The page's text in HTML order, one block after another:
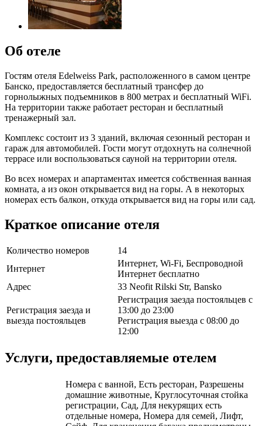
Об отеле
Гостям отеля Edelweiss Park, расположенного в самом центре
Банско, предоставляется бесплатный трансфер до
горнолыжных подъемников в 800 метрах и бесплатный WiFi.
На территории также работает ресторан и бесплатный
тренажерный зал.
Комплекс состоит из 3 зданий, включая сезонный ресторан и
гараж для автомобилей. Гости могут отдохнуть на солнечной
террасе или воспользоваться сауной на территории отеля.
Во всех номерах и апартаментах имеется собственная ванная
комната, а из окон открывается вид на горы. А в некоторых
номерах есть балкон, откуда открывается вид на горы или сад.
Краткое описание отеля
Количество номеров
14
Интернет
Интернет, Wi-Fi, Беспроводной
Интернет бесплатно
Адрес
33 Neofit Rilski Str, Bansko
Регистрация заезда и
выезда постояльцев
Регистрация заезда постояльцев с
13:00 до 23:00
Регистрация выезда с 08:00 до
12:00
Услуги, предоставляемые отелем
Номера с ванной, Есть ресторан, Разрешены
домашние животные, Круглосуточная стойка
регистрации, Сад, Для некурящих есть
отдельные номера, Номера для семей, Лифт,